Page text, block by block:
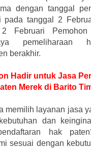
dengan tanggal
pada tanggal 2
Februari
pemeliharaan
berakhir.
Hadir untuk Jasa
Merek di Barito
memilih layanan jasa
dan
hak
sesuai dengan